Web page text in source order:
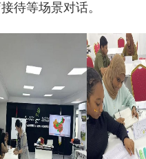
待等场景对话。